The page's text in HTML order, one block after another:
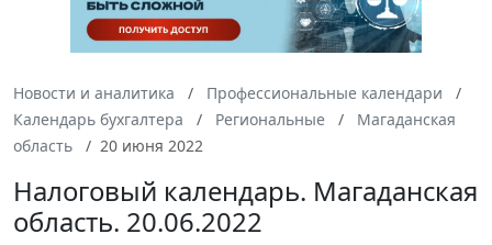
Новости и аналитика
Профессиональные календари
Календарь бухгалтера
Региональные
Магаданская
область
20 июня 2022
Налоговый календарь. Магаданская
область. 20.06.2022